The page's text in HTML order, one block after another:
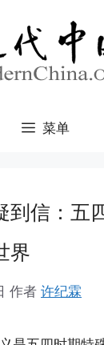
菜单
到信：五
界
作者 许纪霖